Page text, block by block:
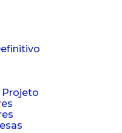
Projeto